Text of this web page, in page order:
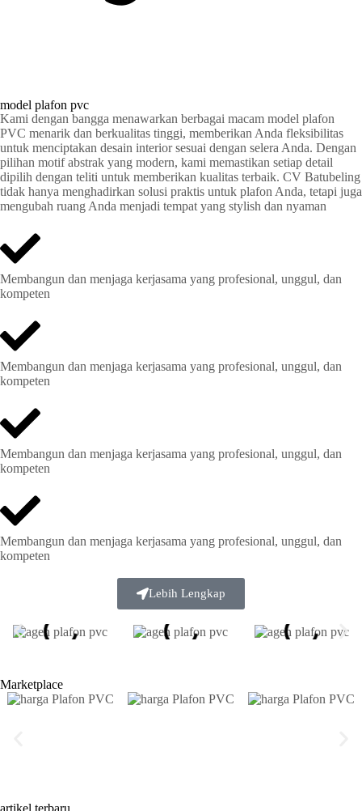
model plafon pvc
Kami dengan bangga menawarkan berbagai macam model plafon
PVC menarik dan berkualitas tinggi, memberikan Anda fleksibilitas
untuk menciptakan desain interior sesuai dengan selera Anda. Dengan
pilihan motif abstrak yang modern, kami memastikan setiap detail
dipilih dengan teliti untuk memberikan kualitas terbaik. CV Batubeling
tidak hanya menghadirkan solusi praktis untuk plafon Anda, tetapi juga
mengubah ruang Anda menjadi tempat yang stylish dan nyaman
Membangun dan menjaga kerjasama yang profesional, unggul, dan
kompeten
Membangun dan menjaga kerjasama yang profesional, unggul, dan
kompeten
Membangun dan menjaga kerjasama yang profesional, unggul, dan
kompeten
Membangun dan menjaga kerjasama yang profesional, unggul, dan
kompeten
Lebih Lengkap
Marketplace
artikel terbaru